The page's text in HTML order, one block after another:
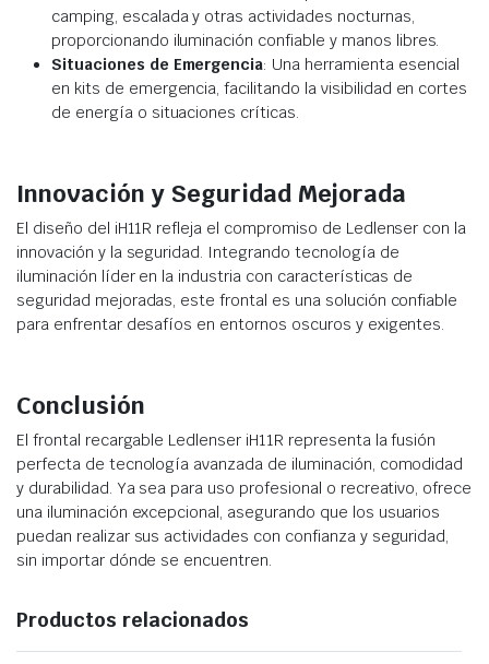
camping, escalada y otras actividades nocturnas,
proporcionando iluminación confiable y manos libres.
Situaciones de Emergencia: Una herramienta esencial
en kits de emergencia, facilitando la visibilidad en cortes
de energía o situaciones críticas.
Innovación y Seguridad Mejorada
El diseño del iH11R refleja el compromiso de Ledlenser con la
innovación y la seguridad. Integrando tecnología de
iluminación líder en la industria con características de
seguridad mejoradas, este frontal es una solución confiable
para enfrentar desafíos en entornos oscuros y exigentes.
Conclusión
El frontal recargable Ledlenser iH11R representa la fusión
perfecta de tecnología avanzada de iluminación, comodidad
y durabilidad. Ya sea para uso profesional o recreativo, ofrece
una iluminación excepcional, asegurando que los usuarios
puedan realizar sus actividades con confianza y seguridad,
sin importar dónde se encuentren.
Productos relacionados